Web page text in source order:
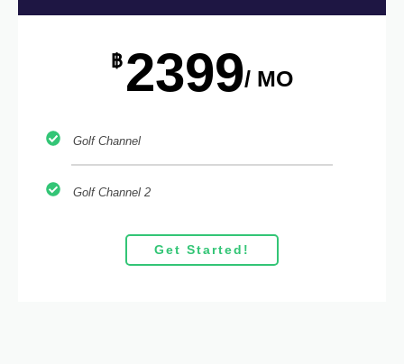
฿ 2399/ MO
Golf Channel
Golf Channel 2
Get Started!